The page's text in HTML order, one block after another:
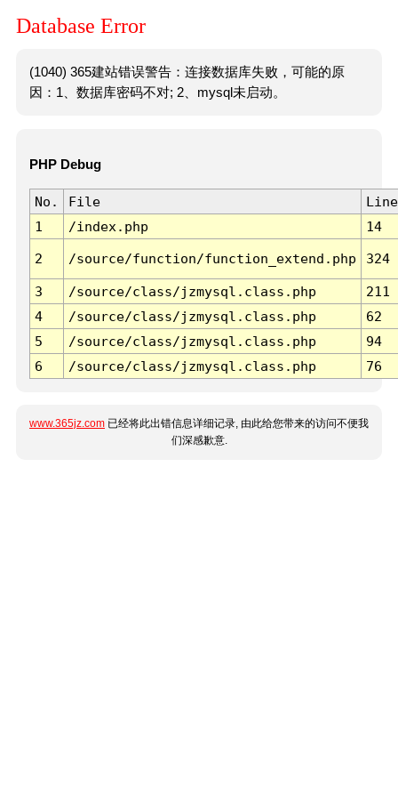
Database Error
(1040) 365建站错误警告：连接数据库失败，可能的原
因：1、数据库密码不对; 2、mysql未启动。
PHP Debug
No. File
Line
1
/index.php 14
2 /source/function/function_extend.php 324
3 /source/class/jzmysql.class.php
211
4
/source/class/jzmysql.class.php
62
5
/source/class/jzmysql.class.php
94
6
/source/class/jzmysql.class.php 76
www.365jz.com 已经将此出错信息详细记录, 由此给您带来的访问不便我
们深感歉意.